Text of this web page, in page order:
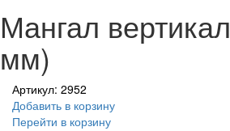
Мангал
мм)
Артикул: 2952
Добавить в корзину
Перейти в корзину